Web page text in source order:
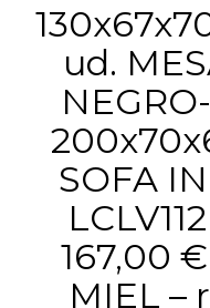
ud.
SOFA
167,00
MIEL –